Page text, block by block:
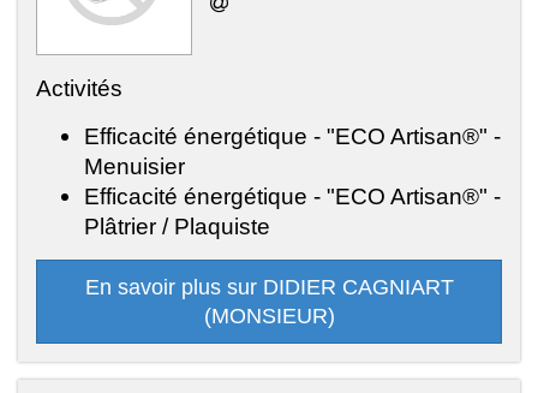
Activités
Efficacité énergétique - "ECO Artisan®" -
Menuisier
Efficacité énergétique - "ECO Artisan®" -
Plâtrier / Plaquiste
En savoir plus sur DIDIER CAGNIART
(MONSIEUR)